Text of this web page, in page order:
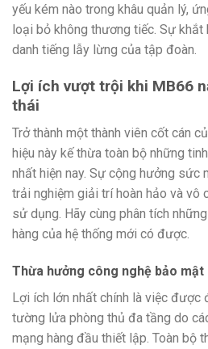
yếu kém nào trong khâu quản lý,
loại bỏ không thương tiếc. Sự khắt
danh tiếng lẫy lừng của tập đoàn.
Lợi ích vượt trội khi MB66
thái
Trở thành một thành viên cốt cán
hiệu này kế thừa toàn bộ những
nhất hiện nay. Sự cộng hưởng sức
trải nghiệm giải trí hoàn hảo và vô
sử dụng. Hãy cùng phân tích
hàng của hệ thống mới có được.
Thừa hưởng công nghệ bảo
Lợi ích lớn nhất chính là việc được
tường lửa phòng thủ đa tầng do
mạng hàng đầu thiết lập. Toàn bộ